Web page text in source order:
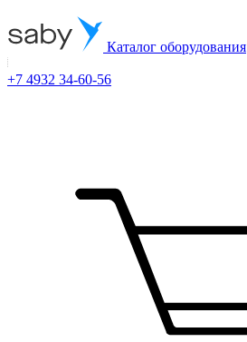
Каталог оборудования
+7 4932 34-60-56